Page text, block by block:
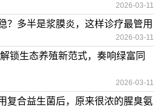
2026-03-11
？多半是浆膜炎，这样诊疗最管用
2026-03-11
锁生态养殖新范式，奏响绿富同
2026-03-11
复合益生菌后，原来很浓的腥臭氨